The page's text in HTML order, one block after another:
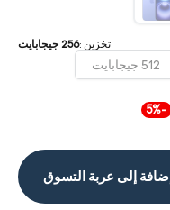
تخزين :256 جيجابايت
512 جيجابايت
-5%
إضافة إلى عربة التسوق